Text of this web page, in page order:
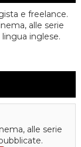
e freelance.
alle serie
inglese.
alle serie